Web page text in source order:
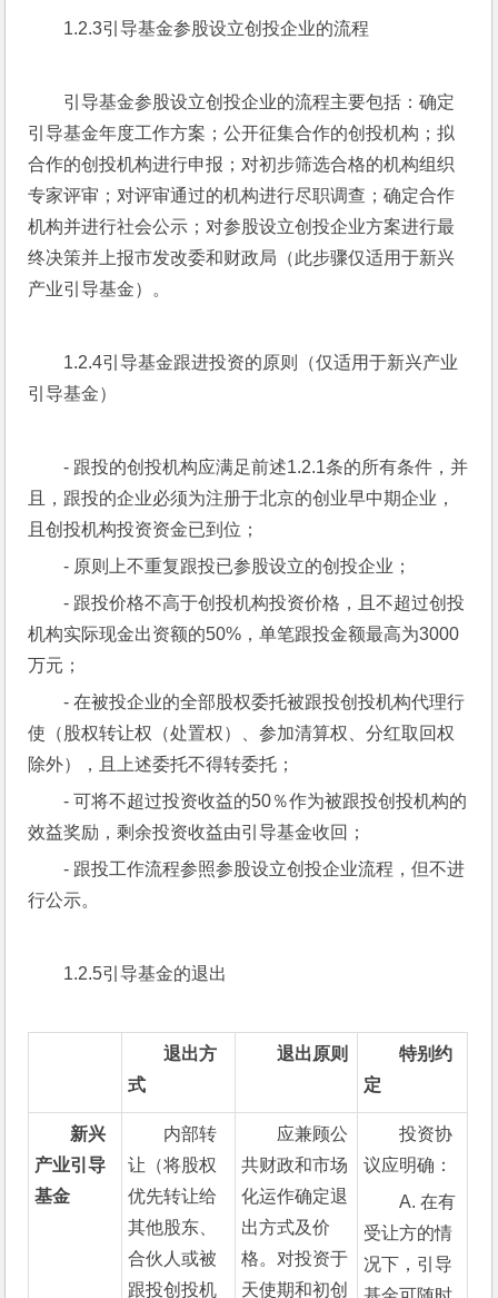
1.2.3引导基金参股设立创投企业的流程
引导基金参股设立创投企业的流程主要包括：确定
引导基金年度工作方案；公开征集合作的创投机构；拟
合作的创投机构进行申报；对初步筛选合格的机构组织
专家评审；对评审通过的机构进行尽职调查；确定合作
机构并进行社会公示；对参股设立创投企业方案进行最
终决策并上报市发改委和财政局（此步骤仅适用于新兴
产业引导基金）。
1.2.4引导基金跟进投资的原则（仅适用于新兴产业
引导基金）
- 跟投的创投机构应满足前述1.2.1条的所有条件，并
且，跟投的企业必须为注册于北京的创业早中期企业，
且创投机构投资资金已到位；
- 原则上不重复跟投已参股设立的创投企业；
- 跟投价格不高于创投机构投资价格，且不超过创投
机构实际现金出资额的50%，单笔跟投金额最高为3000
万元；
- 在被投企业的全部股权委托被跟投创投机构代理行
使（股权转让权（处置权）、参加清算权、分红取回权
除外），且上述委托不得转委托；
- 可将不超过投资收益的50％作为被跟投创投机构的
效益奖励，剩余投资收益由引导基金收回；
- 跟投工作流程参照参股设立创投企业流程，但不进
行公示。
1.2.5引导基金的退出
退出方
式
退出原则
特别约
定
新兴
产业引导
基金
内部转
让（将股权
优先转让给
其他股东、
合伙人或被
跟投创投机
应兼顾公
共财政和市场
化运作确定退
出方式及价
格。对投资于
天使期和初创
投资协
议应明确：
A. 在有
受让方的情
况下，引导